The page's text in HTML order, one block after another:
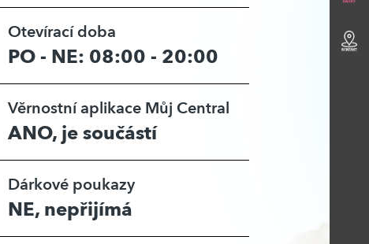
Otevírací doba
PO - NE: 08:00 - 20:00
Věrnostní aplikace Můj Central
ANO, je součástí
Dárkové poukazy
NE, nepřijímá